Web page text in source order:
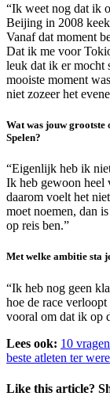
“Ik weet nog dat ik
Beijing in 2008
Vanaf dat moment
Dat ik me voor
leuk dat ik er mocht
mooiste moment
niet zozeer het
Wat was jouw
Spelen?
“Eigenlijk heb ik
Ik heb gewoon heel
daarom voelt het
moet noemen, dan
op reis ben.”
Met welke ambitie sta
“Ik heb nog geen
hoe de race
vooral om dat ik op
Lees ook: 10
beste atleten ter
Like this article?